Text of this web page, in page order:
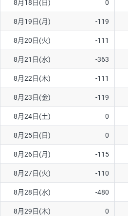
ソ/円は10万通貨単位。
8月18日(日) 0
8月19日(月) -119
8月20日(火) -111
8月21日(水) -363
8月22日(木) -111
8月23日(金) -119
8月24日(土) 0
8月25日(日) 0
8月26日(月) -115
8月27日(火) -110
8月28日(水) -480
8月29日(木) 0